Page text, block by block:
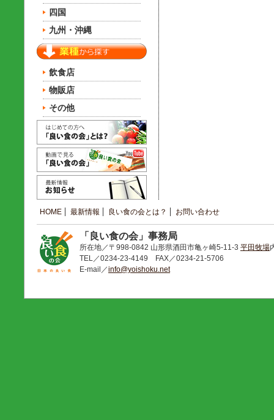
四国
九州・沖縄
飲食店
物販店
その他
HOME 最新情報 良い食の会とは？ お問い合わせ
「良い食の会」事務局
所在地／〒998-0842 山形県酒田市亀ヶ崎5-11-3 平田牧場
TEL／0234-23-4149 FAX／0234-21-5706
E-mail／info@yoishoku.net